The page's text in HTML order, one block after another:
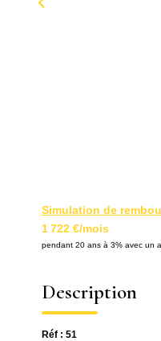
Simulation de
1 722 €/mois
pendant 20 ans à 3% avec un
Description
Réf : 51